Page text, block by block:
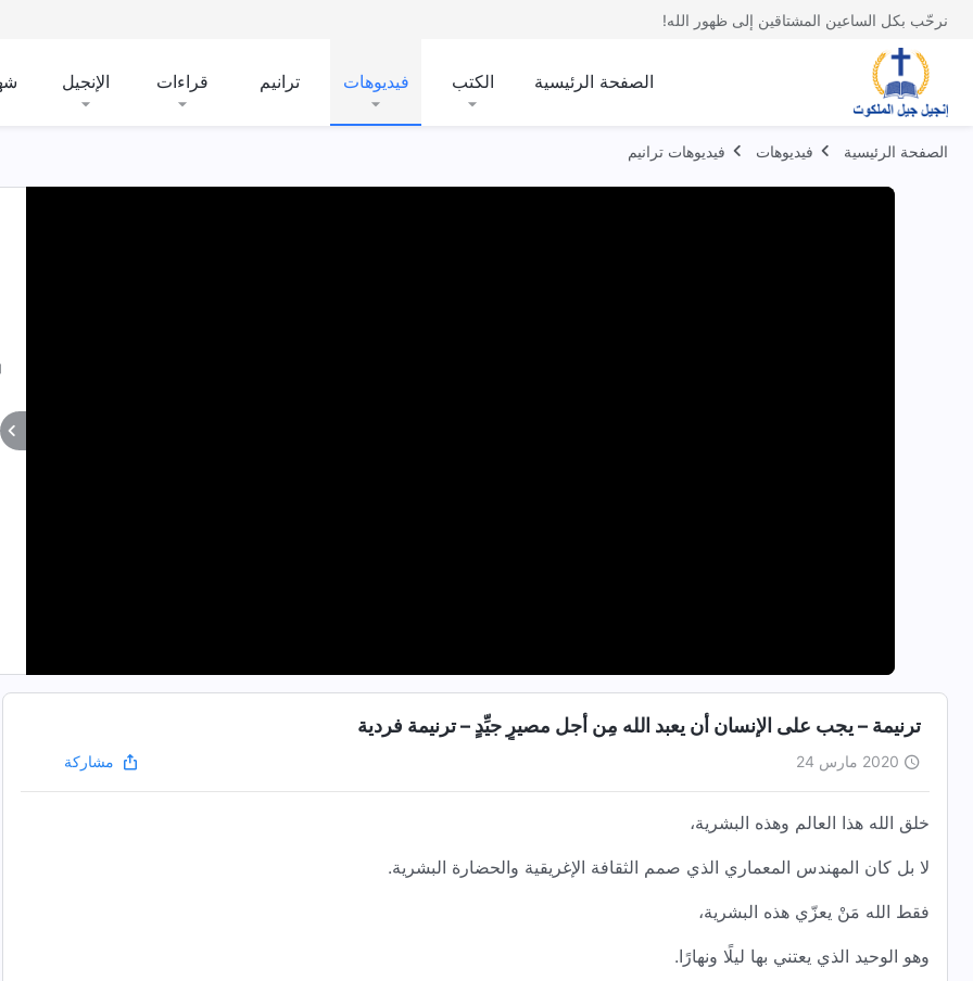
نرحّب بكل الساعين المشتاقين إلى ظهور الله!
الصفحة الرئيسية الكتب فيديوهات ترانيم قراءات الإنجيل
الصفحة الرئيسية فيديوهات فيديوهات ترانيم
ترنيمة – يجب على الإنسان أن يعبد الله مِن أجل مصيرٍ جيِّدٍ – ترنيمة فردية
2020 مارس 24 مشاركة
خلق الله هذا العالم وهذه البشرية،
لا بل كان المهندس المعماري الذي صمم الثقافة الإغريقية والحضارة البشرية.
فقط الله مَنْ يعزّي هذه البشرية،
وهو الوحيد الذي يعتني بها ليلًا ونهارًا.